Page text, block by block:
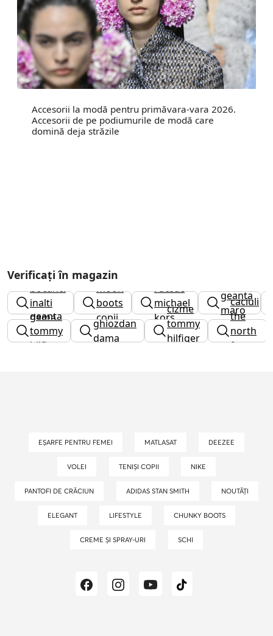
Accesorii la modă pentru primăvara-vara 2026.
Accesorii de pe podiumurile de modă care
domină deja străzile
Verificați în magazin
bocanci
inalti
dama
moon
boots
copii
rucsac
michael
kors
geanta
maro
geanta
tommy
hilfiger
ghiozdan
dama
cizme
tommy
hilfiger
caciuli
the
north
face
EȘARFE PENTRU FEMEI MATLASAT DEEZEE
VOLEI TENIȘI COPII NIKE
PANTOFI DE CRĂCIUN ADIDAS STAN SMITH NOUTĂȚI
ELEGANT LIFESTYLE CHUNKY BOOTS
CREME ȘI SPRAY-URI SCHI